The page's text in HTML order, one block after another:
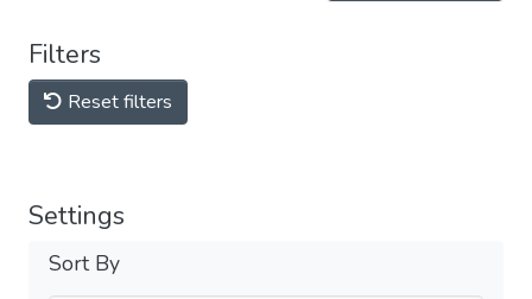
Filters
Reset filters
Settings
Sort By